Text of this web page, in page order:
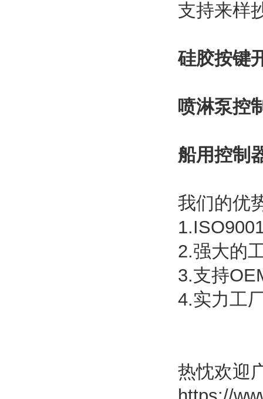
支持来样
硅胶按键
喷淋泵控
船用控制
我们的优
2.强大的
3.支持
4.实力工
热忱欢迎